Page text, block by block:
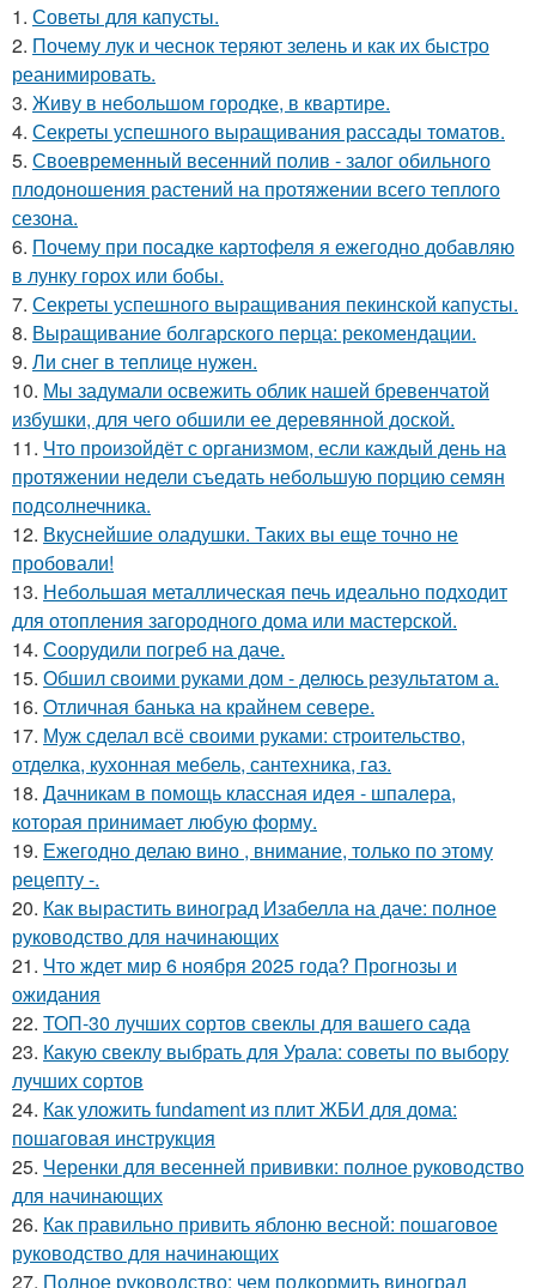
1. Советы для капусты.
2. Почему лук и чеснок теряют зелень и как их быстро
реанимировать.
3. Живу в небольшом городке, в квартире.
4. Секреты успешного выращивания рассады томатов.
5. Своевременный весенний полив - залог обильного
плодоношения растений на протяжении всего теплого
сезона.
6. Почему при посадке картофеля я ежегодно добавляю
в лунку горох или бобы.
7. Секреты успешного выращивания пекинской капусты.
8. Выращивание болгарского перца: рекомендации.
9. Ли снег в теплице нужен.
10. Мы задумали освежить облик нашей бревенчатой
избушки, для чего обшили ее деревянной доской.
11. Что произойдёт с организмом, если каждый день на
протяжении недели съедать небольшую порцию семян
подсолнечника.
12. Вкуснейшие оладушки. Таких вы еще точно не
пробовали!
13. Небольшая металлическая печь идеально подходит
для отопления загородного дома или мастерской.
14. Соорудили погреб на даче.
15. Обшил своими руками дом - делюсь результатом а.
16. Отличная банька на крайнем севере.
17. Муж сделал всё своими руками: строительство,
отделка, кухонная мебель, сантехника, газ.
18. Дачникам в помощь классная идея - шпалера,
которая принимает любую форму.
19. Ежегодно делаю вино , внимание, только по этому
рецепту -.
20. Как вырастить виноград Изабелла на даче: полное
руководство для начинающих
21. Что ждет мир 6 ноября 2025 года? Прогнозы и
ожидания
22. ТОП-30 лучших сортов свеклы для вашего сада
23. Какую свеклу выбрать для Урала: советы по выбору
лучших сортов
24. Как уложить fundament из плит ЖБИ для дома:
пошаговая инструкция
25. Черенки для весенней прививки: полное руководство
для начинающих
26. Как правильно привить яблоню весной: пошаговое
руководство для начинающих
27. Полное руководство: чем подкормить виноград